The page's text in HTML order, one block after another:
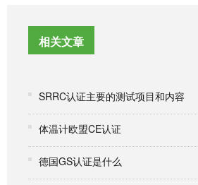
相关文章
SRRC认证主要的测试项目和内容
体温计欧盟CE认证
德国GS认证是什么